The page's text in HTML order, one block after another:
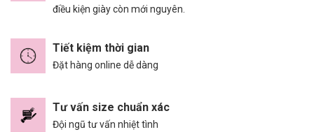
điều kiện giày còn mới nguyên.
Tiết kiệm thời gian
Đặt hàng online dễ dàng
Tư vấn size chuẩn xác
Đội ngũ tư vấn nhiệt tình